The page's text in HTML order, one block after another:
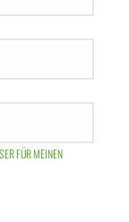
FÜR MEINEN